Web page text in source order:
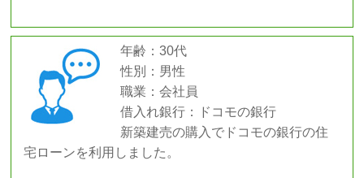
年齢：30代
性別：男性
職業：会社員
借入れ銀行：ドコモの銀行
新築建売の購入でドコモの銀行の住
宅ローンを利用しました。